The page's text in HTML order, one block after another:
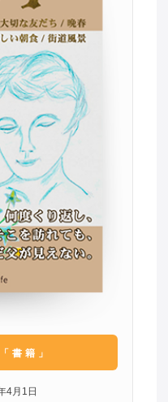
「書籍」
4月1日